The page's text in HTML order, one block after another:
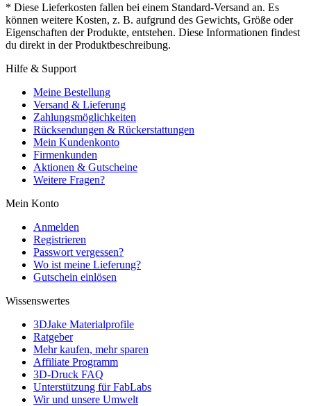
* Diese Lieferkosten fallen bei einem Standard-Versand an. Es
können weitere Kosten, z. B. aufgrund des Gewichts, Größe oder
Eigenschaften der Produkte, entstehen. Diese Informationen findest
du direkt in der Produktbeschreibung.
Hilfe & Support
Meine Bestellung
Versand & Lieferung
Zahlungsmöglichkeiten
Rücksendungen & Rückerstattungen
Mein Kundenkonto
Firmenkunden
Aktionen & Gutscheine
Weitere Fragen?
Mein Konto
Anmelden
Registrieren
Passwort vergessen?
Wo ist meine Lieferung?
Gutschein einlösen
Wissenswertes
3DJake Materialprofile
Ratgeber
Mehr kaufen, mehr sparen
Affiliate Programm
3D-Druck FAQ
Unterstützung für FabLabs
Wir und unsere Umwelt